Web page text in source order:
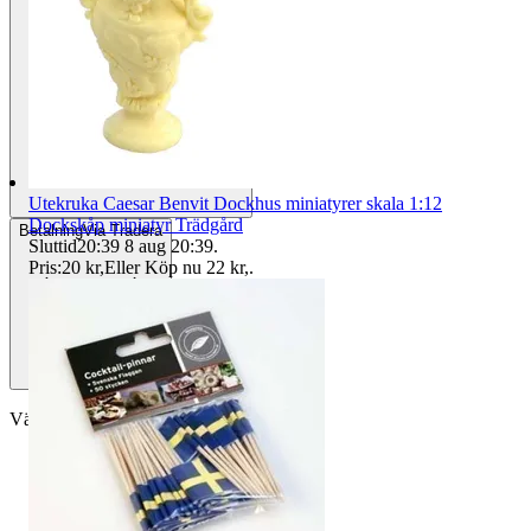
BetalningVia Tradera
Välj till köparskydd
Utekruka Caesar Benvit Dockhus miniatyrer skala 1:12
Dockskåp miniatyr Trädgård
Sluttid20:39 8 aug 20:39.
Pris:20 kr,Eller Köp nu 22 kr,.